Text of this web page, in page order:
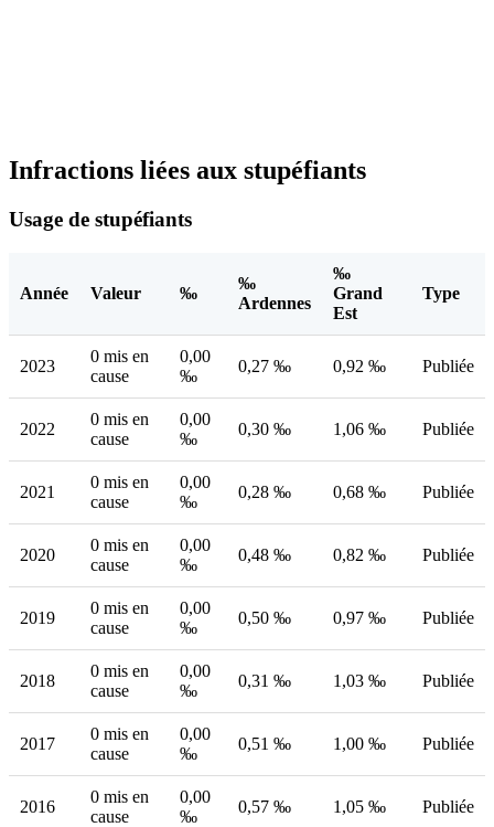
Infractions liées aux stupéfiants
Usage de stupéfiants
Année Valeur ‰
‰
Ardennes
‰
Grand
Est
Type
2023
0 mis en
cause
0,00
‰
0,27 ‰ 0,92 ‰ Publiée
2022
0 mis en
cause
0,00
‰
0,30 ‰ 1,06 ‰ Publiée
2021
0 mis en
cause
0,00
‰
0,28 ‰ 0,68 ‰ Publiée
2020
0 mis en
cause
0,00
‰
0,48 ‰ 0,82 ‰ Publiée
2019
0 mis en
cause
0,00
‰
0,50 ‰ 0,97 ‰ Publiée
2018
0 mis en
cause
0,00
‰
0,31 ‰ 1,03 ‰ Publiée
2017
0 mis en
cause
0,00
‰
0,51 ‰ 1,00 ‰ Publiée
2016
0 mis en
cause
0,00
‰
0,57 ‰ 1,05 ‰ Publiée